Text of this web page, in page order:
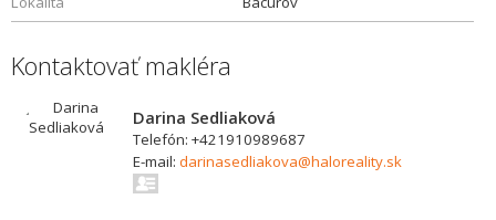
Kontaktovať makléra
Darina Sedliaková
Telefón: +421910989687
E-mail: darinasedliakova@haloreality.sk